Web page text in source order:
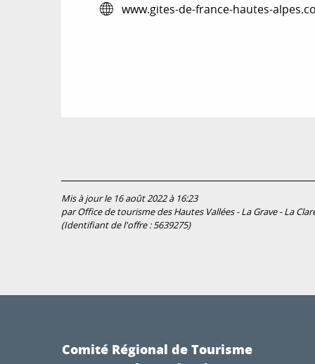
www.gites-de-france-hautes-
Mis à jour le 16 août 2022 à 16:23
par Office de tourisme des Hautes Vallées - La Grave - La
(Identifiant de l'offre :5639275)
Comité Régional de Tourisme